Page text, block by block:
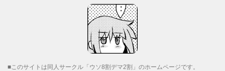
■このサイトは同人サークル「ウソ8割デマ2割」のホームページです。